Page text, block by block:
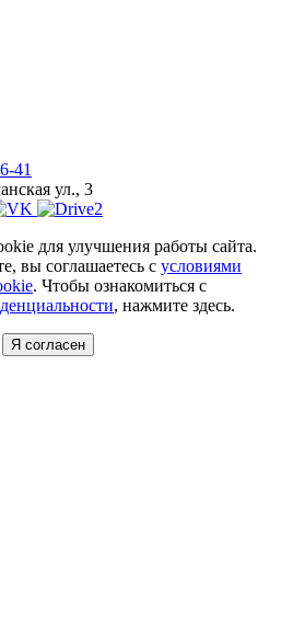
41
ул., 3
для улучшения работы сайта.
вы соглашаетесь с условиями
. Чтобы ознакомиться с
, нажмите здесь.
Я согласен